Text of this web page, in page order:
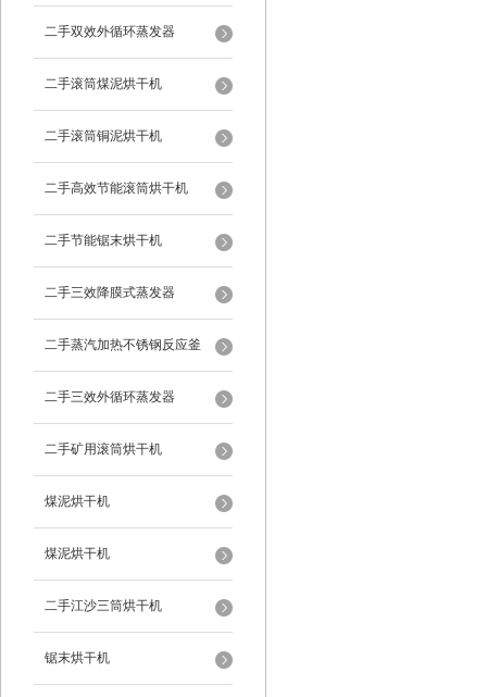
二手双效外循环蒸发器
二手滚筒煤泥烘干机
二手滚筒铜泥烘干机
二手高效节能滚筒烘干机
二手节能锯末烘干机
二手三效降膜式蒸发器
二手蒸汽加热不锈钢反应釜
二手三效外循环蒸发器
二手矿用滚筒烘干机
煤泥烘干机
煤泥烘干机
二手江沙三筒烘干机
锯末烘干机